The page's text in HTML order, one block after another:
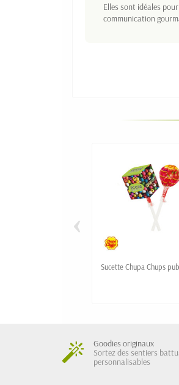
Elles sont idéales
communication
Sucette Chupa Chups
‹
Goodies originaux
Sortez des sentiers
personnalisables